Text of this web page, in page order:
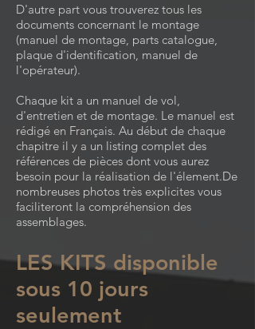
D'autre part vous trouverez tous les
documents concernant le montage
(manuel de montage, parts catalogue,
plaque d'identification, manuel de
l'opérateur).
Chaque kit a un manuel de vol,
d'entretien et de montage. Le manuel est
rédigé en Français. Au début de chaque
chapitre il y a un listing complet des
références de pièces dont vous aurez
besoin pour la réalisation de l'élement.De
nombreuses photos très explicites vous
faciliteront la compréhension des
assemblages.
LES KITS disponible
sous 10 jours
seulement